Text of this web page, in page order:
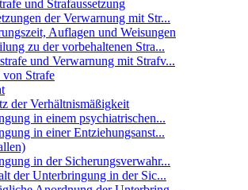
und Strafaussetzung
der Verwarnung mit Str...
Auflagen und Weisungen
zu der vorbehaltenen Stra...
und Verwarnung mit Strafv...
von Strafe
der Verhältnismäßigkeit
in einem psychiatrischen...
in einer Entziehungsanst...
in der Sicherungsverwahr...
der Unterbringung in der Sic...